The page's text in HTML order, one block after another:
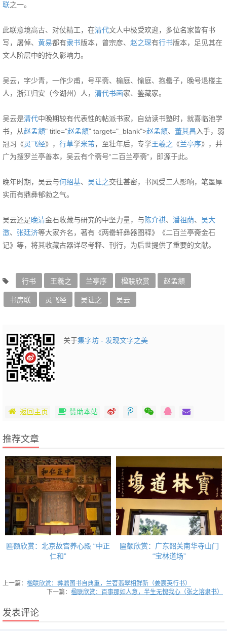
联之一。
此联意境高古、对仗精工，在清代文人中极受欢迎，多位名家皆有书
写，屠倬、 黄易都有隶书版本，曾宗彦、 赵之琛有行书版本，足见其在
文人阶层中的持久影响力。
吴云，字少青，一作少甫，号平斋、榆庭、愉庭、抱罍子，晚号退楼主
人，浙江归安（今湖州）人， 清代书画家、鉴藏家。
吴云是清代中晚期较有代表性的帖派书家，自幼读书塾时，就喜临池学
书，从赵孟頫" title="赵孟頫" target="_blank">赵孟頫、 董其昌 入手，弱
冠习《灵飞经》， 行草学米芾，至壮年后，专学王羲之 《兰亭序》，并
广为搜罗兰亭善本，吴云有个斋号“二百兰亭斋”，即源于此。
晚年时期，吴云与何绍基、 吴让之交往甚密，书风受二人影响，笔墨厚
实而有鼎彝郁勃之气。
吴云还是晚清金石收藏与研究的中坚力量，与陈介祺、 潘祖荫、 吴大
澂、 张廷济等大家齐名，著有《两罍轩彝器图释》《二百兰亭斋金石
记》等，将其收藏古器详尽考释、刊行，为后世提供了重要的文献。
行书 王羲之 兰亭序 楹联欣赏 赵孟頫
书房联 灵飞经 吴让之 吴云
关于集字坊 - 发现文字之美
返回主页 赞助本站
推荐文章
匾额欣赏：北京故宫养心殿 “中正
仁和”
匾额欣赏：广东韶关南华寺山门
“宝林道场”
上一篇： 楹联欣赏：彝鼎图书自典重，兰苕翡翠相鲜新（姜宸英行书）
下一篇： 楹联欣赏：百事那如人意，半生无愧我心（张之溶隶书）
发表评论